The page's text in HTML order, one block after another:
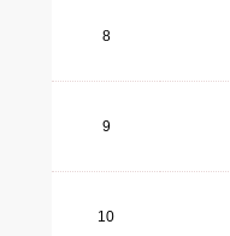
8
9
10